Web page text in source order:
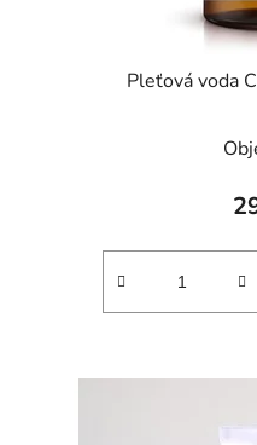
Pleťová voda